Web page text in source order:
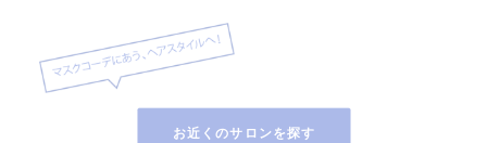
お近くのサロンを探す